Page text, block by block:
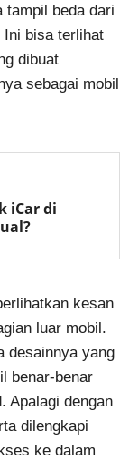
tampil beda dari
bisa terlihat
dibuat
sebagai mobil
iCar di
kesan
luar mobil.
desainnya yang
benar-benar
Apalagi dengan
dilengkapi
ke dalam